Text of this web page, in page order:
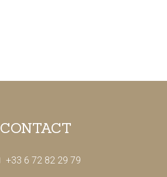
CONTACT
+33 6 72 82 29 79